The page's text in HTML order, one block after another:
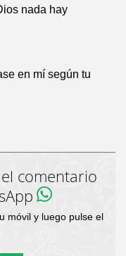
nada hay
en mí según tu
comentario
móvil y luego pulse el